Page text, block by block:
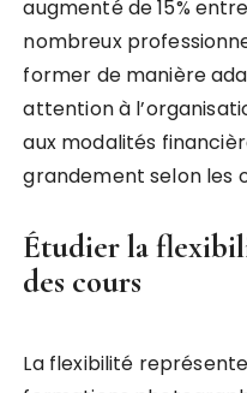
augmenté de 15%
nombreux
former de manière
attention à
aux modalités
grandement selon les
Étudier la
des cours
La flexibilité